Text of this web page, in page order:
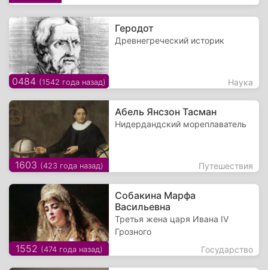
0484 (1542 года назад)
Геродот
Древнегреческий историк
Наука
1603 (423 года назад)
Абель Янсзон Тасман
Нидердандский мореплаватель
Путешествия
1552 (474 года назад)
Собакина Марфа
Васильевна
Третья жена царя Ивана IV
Грозного
Государство